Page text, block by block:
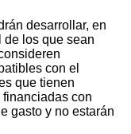
desarrollar, en
de los que sean
con el
que tienen
con
gasto y no estarán